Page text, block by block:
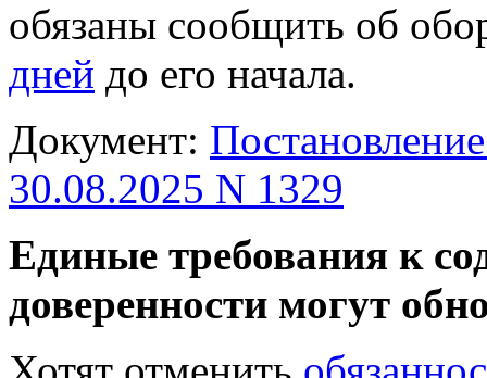
обязаны сообщить об
дней до его начала.
Документ:
30.08.2025 N 1329
Единые требования к
доверенности могут